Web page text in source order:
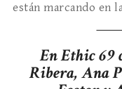
están marcando en
En Ethic 69
Ribera, Ana